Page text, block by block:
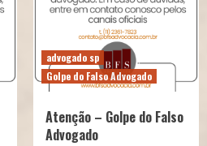
advogado sp
Golpe do Falso Advogado
Atenção – Golpe do Falso
Advogado